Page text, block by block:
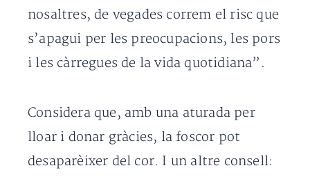
nosaltres, de vegades correm el risc que
s’apagui per les preocupacions, les pors
i les càrregues de la vida quotidiana”.
Considera que, amb una aturada per
lloar i donar gràcies, la foscor pot
desaparèixer del cor. I un altre consell: